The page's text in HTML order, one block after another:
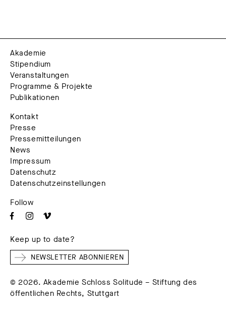
Akademie
Stipendium
Veranstaltungen
Programme & Projekte
Publikationen
Kontakt
Presse
Pressemitteilungen
News
Impressum
Datenschutz
Datenschutzeinstellungen
Follow
Keep up to date?
NEWSLETTER ABONNIEREN
© 2026. Akademie Schloss Solitude – Stiftung des
öffentlichen Rechts, Stuttgart